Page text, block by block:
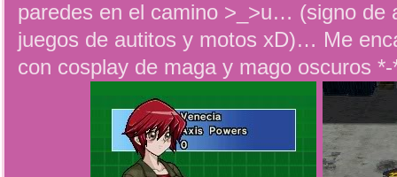
paredes en el camino >_>u… (signo de
juegos de autitos y motos xD)… Me
con cosplay de maga y mago oscuros *-